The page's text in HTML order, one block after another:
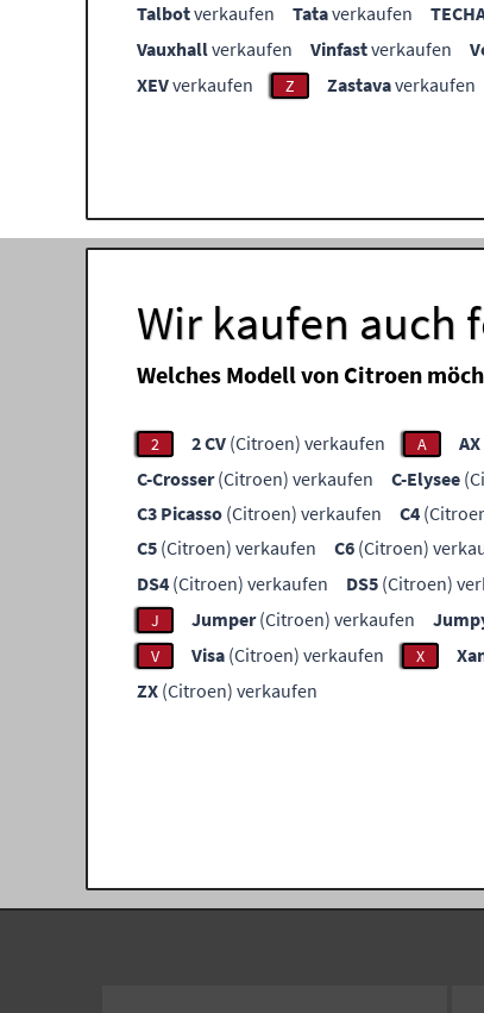
Talbotverkaufen Tataverkaufen
Vauxhallverkaufen Vinfastverkaufen
XEVverkaufen Z Zastavaverkaufen
Wir kaufen auch
Welches Modell von Citroen
2 2 CV (Citroen) verkaufen A AX
C-Crosser(Citroen) verkaufen C-Elysee
C3 Picasso (Citroen) verkaufen C4
C5 (Citroen) verkaufen C6 (Citroen)
DS4 (Citroen) verkaufen DS5 (Citroen)
J Jumper(Citroen) verkaufen
V Visa (Citroen) verkaufen X
ZX (Citroen) verkaufen